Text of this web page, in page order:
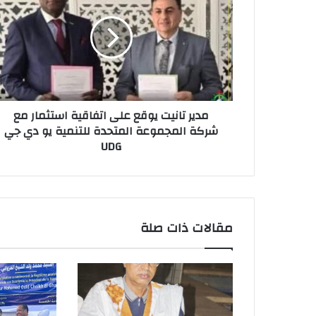
مدير تانيت يوقع على اتفاقية استثمار مع
شركة المجموعة المتحدة للتنمية يو دي جي
UDG
مقالات ذات صلة